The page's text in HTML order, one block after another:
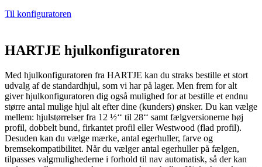
Til konfiguratoren
HARTJE hjulkonfiguratoren
Med hjulkonfiguratoren fra HARTJE kan du straks bestille et stort
udvalg af de standardhjul, som vi har på lager. Men frem for alt
giver hjulkonfiguratoren dig også mulighed for at bestille et endnu
større antal mulige hjul alt efter dine (kunders) ønsker. Du kan vælge
mellem: hjulstørrelser fra 12 ½‘‘ til 28‘‘ samt fælgversionerne høj
profil, dobbelt bund, firkantet profil eller Westwood (flad profil).
Desuden kan du vælge mærke, antal egerhuller, farve og
bremsekompatibilitet. Når du vælger antal egerhuller på fælgen,
tilpasses valgmulighederne i forhold til nav automatisk, så der kan